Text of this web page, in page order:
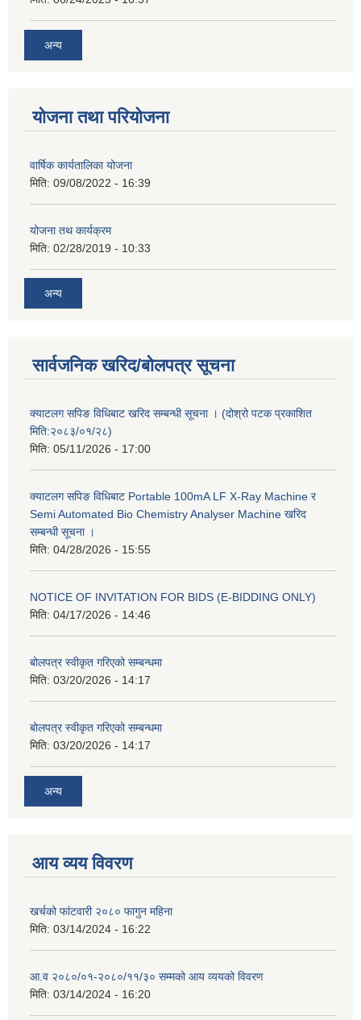
अन्य
योजना तथा परियोजना
वार्षिक कार्यतालिका योजना
मिति: 09/08/2022 - 16:39
योजना तथ कार्यक्रम
मिति: 02/28/2019 - 10:33
अन्य
सार्वजनिक खरिद/बोलपत्र सूचना
क्याटलग सपिङ विधिबाट खरिद सम्बन्धी सूचना । (दोश्रो पटक प्रकाशित
मिति:२०८३/०१/२८)
मिति: 05/11/2026 - 17:00
क्याटलग सपिङ विधिबाट Portable 100mA LF X-Ray Machine र
Semi Automated Bio Chemistry Analyser Machine खरिद
सम्बन्धी सूचना ।
मिति: 04/28/2026 - 15:55
NOTICE OF INVITATION FOR BIDS (E-BIDDING ONLY)
मिति: 04/17/2026 - 14:46
बोलपत्र स्वीकृत गरिएको सम्बन्धमा
मिति: 03/20/2026 - 14:17
बोलपत्र स्वीकृत गरिएको सम्बन्धमा
मिति: 03/20/2026 - 14:17
अन्य
आय व्यय विवरण
खर्चको फांटवारी २०८० फागुन महिना
मिति: 03/14/2024 - 16:22
आ.व २०८०/०१-२०८०/११/३० सम्मको आय व्ययको विवरण
मिति: 03/14/2024 - 16:20